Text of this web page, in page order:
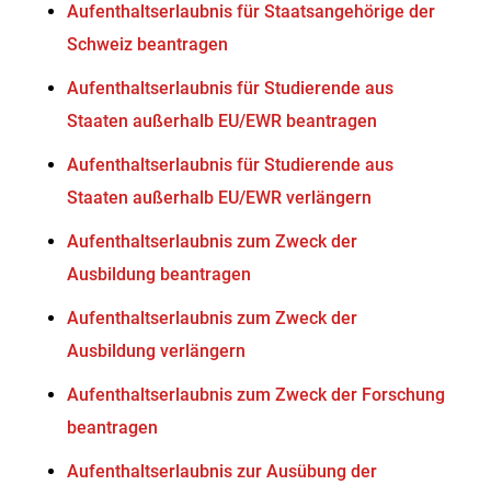
Aufenthaltserlaubnis für Staatsangehörige der
Schweiz beantragen
Aufenthaltserlaubnis für Studierende aus
Staaten außerhalb EU/EWR beantragen
Aufenthaltserlaubnis für Studierende aus
Staaten außerhalb EU/EWR verlängern
Aufenthaltserlaubnis zum Zweck der
Ausbildung beantragen
Aufenthaltserlaubnis zum Zweck der
Ausbildung verlängern
Aufenthaltserlaubnis zum Zweck der Forschung
beantragen
Aufenthaltserlaubnis zur Ausübung der